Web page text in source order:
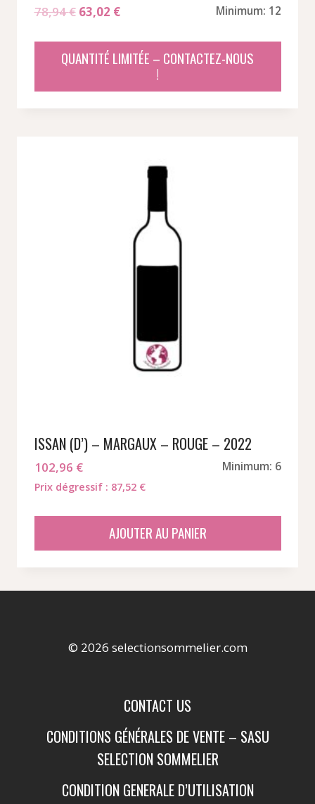
78,94€ Le
initial
était :
63,02 €Le
actuel
est :
Minimum: 12
QUANTITÉ LIMITÉE – CONTACTEZ-NOUS
!
ISSAN (D’) – MARGAUX – ROUGE – 2022
102,96 € Minimum: 6
Prix dégressif : 87,52 €
AJOUTER AU PANIER
© 2026 selectionsommelier.com
CONTACT US
CONDITIONS GÉNÉRALES DE VENTE – SASU
SELECTION SOMMELIER
CONDITION GENERALE D’UTILISATION